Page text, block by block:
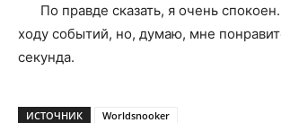
По правде сказать, я очень
ходу событий, но, думаю, мне
секунда.
ИСТОЧНИК
Worldsnooker